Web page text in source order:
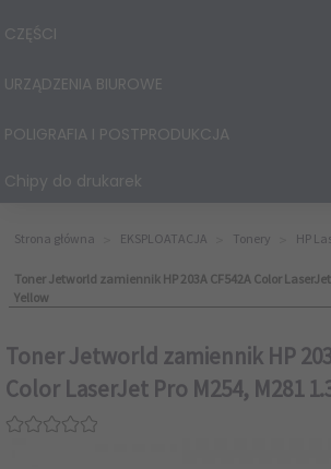
CZĘŚCI
URZĄDZENIA BIUROWE
POLIGRAFIA I POSTPRODUKCJA
Chipy do drukarek
Strona główna EKSPLOATACJA Tonery HP
Toner Jetworld zamiennik HP 203A CF542A Color LaserJet
Yellow
Toner Jetworld zamiennik HP
Color LaserJet Pro M254, M281